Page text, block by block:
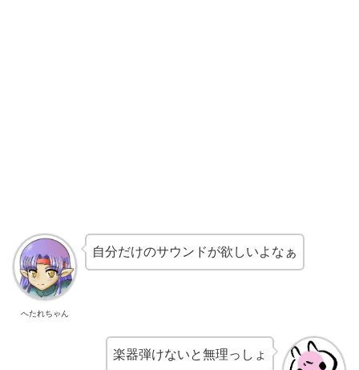
へたれちゃん
自分だけのサウンドが欲しいよなぁ
楽器弾けないと無理っしょ